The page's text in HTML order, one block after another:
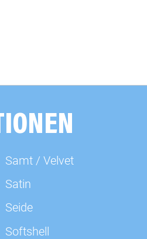
Samt / Velvet
Satin
Seide
Softshell